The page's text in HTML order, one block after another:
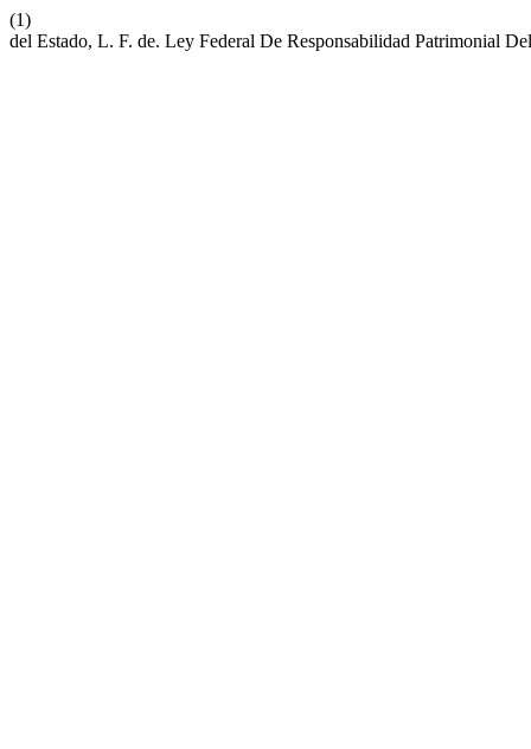
(1)
del Estado, L. F. de. Ley Federal De Responsabilidad Patrimonial